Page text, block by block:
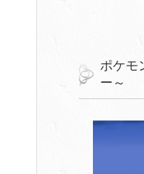
ポケモ
ー～